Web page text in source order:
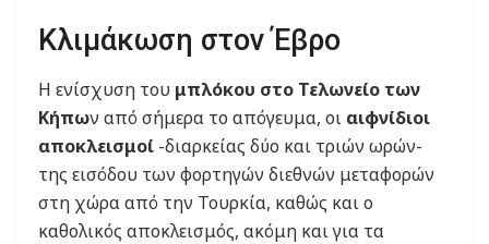
Κλιμάκωση στον Έβρο
Η ενίσχυση του μπλόκου στο Τελωνείο των
Κήπων από σήμερα το απόγευμα, οι αιφνίδιοι
αποκλεισμοί -διαρκείας δύο και τριών ωρών-
της εισόδου των φορτηγών διεθνών μεταφορών
στη χώρα από την Τουρκία, καθώς και ο
καθολικός αποκλεισμός, ακόμη και για τα